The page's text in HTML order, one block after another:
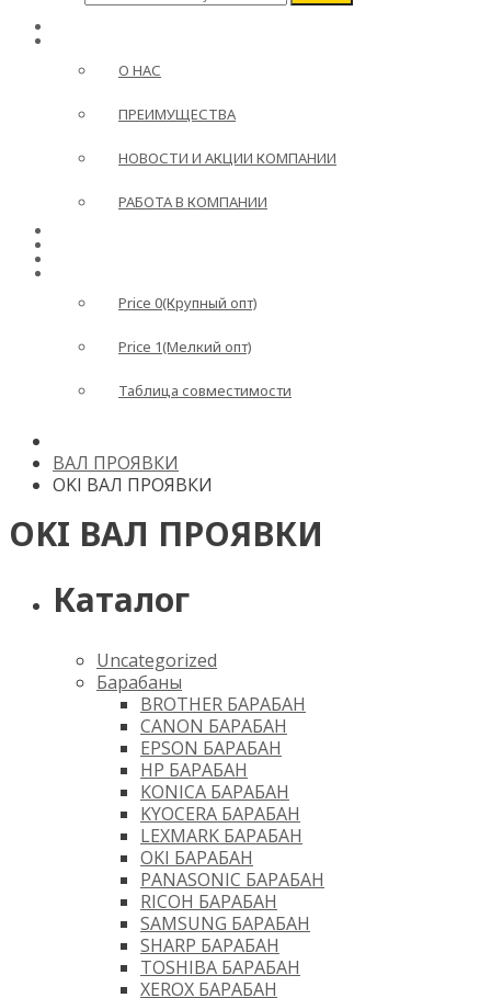
О НАС
ПРЕИМУЩЕСТВА
НОВОСТИ И АКЦИИ КОМПАНИИ
РАБОТА В КОМПАНИИ
Price 0(Крупный опт)
Price 1(Мелкий опт)
Таблица совместимости
ВАЛ ПРОЯВКИ
OKI ВАЛ ПРОЯВКИ
OKI ВАЛ ПРОЯВКИ
Каталог
Uncategorized
Барабаны
BROTHER БАРАБАН
CANON БАРАБАН
EPSON БАРАБАН
HP БАРАБАН
KONICA БАРАБАН
KYOCERA БАРАБАН
LEXMARK БАРАБАН
OKI БАРАБАН
PANASONIC БАРАБАН
RICOH БАРАБАН
SAMSUNG БАРАБАН
SHARP БАРАБАН
TOSHIBA БАРАБАН
XEROX БАРАБАН